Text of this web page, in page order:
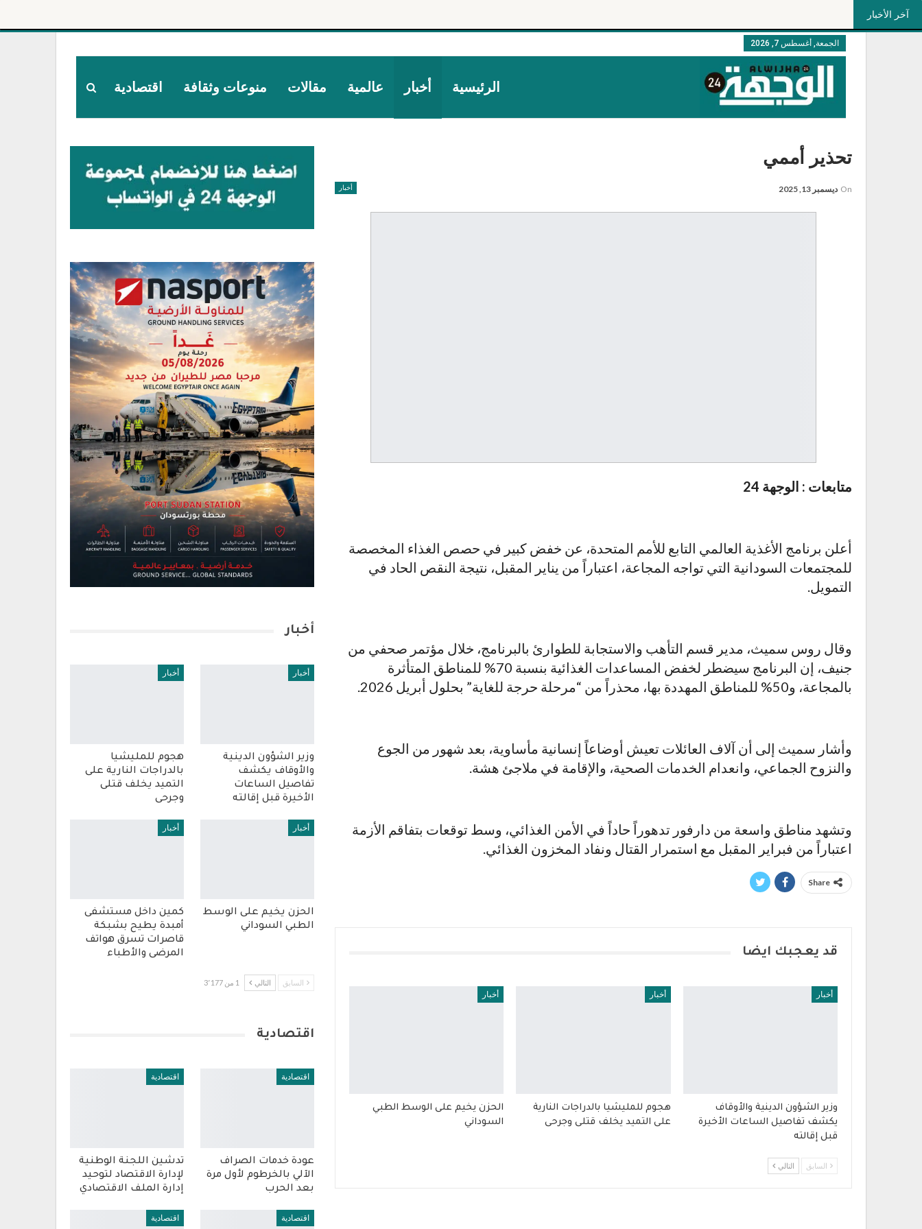
آخر الأخبار
الجمعة, أغسطس 7, 2026
الرئيسية أخبار عالمية مقالات منوعات وثقافة اقتصادية
تحذير أممي
أخبار On ديسمبر 13, 2025
متابعات : الوجهة 24
أعلن برنامج الأغذية العالمي التابع للأمم المتحدة، عن خفض كبير في حصص الغذاء المخصصة
للمجتمعات السودانية التي تواجه المجاعة، اعتباراً من يناير المقبل، نتيجة النقص الحاد في
التمويل.
وقال روس سميث، مدير قسم التأهب والاستجابة للطوارئ بالبرنامج، خلال مؤتمر صحفي من
جنيف، إن البرنامج سيضطر لخفض المساعدات الغذائية بنسبة 70% للمناطق المتأثرة
بالمجاعة، و50% للمناطق المهددة بها، محذراً من “مرحلة حرجة للغاية” بحلول أبريل 2026.
وأشار سميث إلى أن آلاف العائلات تعيش أوضاعاً إنسانية مأساوية، بعد شهور من الجوع
والنزوح الجماعي، وانعدام الخدمات الصحية، والإقامة في ملاجئ هشة.
وتشهد مناطق واسعة من دارفور تدهوراً حاداً في الأمن الغذائي، وسط توقعات بتفاقم الأزمة
اعتباراً من فبراير المقبل مع استمرار القتال ونفاد المخزون الغذائي.
Share
قد يعجبك ايضا
أخبار
وزير الشؤون الدينية والأوقاف
يكشف تفاصيل الساعات الأخيرة
قبل إقالته
أخبار
هجوم للمليشيا بالدراجات النارية
على التميد يخلف قتلى وجرحى
أخبار
الحزن يخيم على الوسط الطبي
السوداني
السابق التالي
أخبار
أخبار
وزير الشؤون الدينية
والأوقاف يكشف
تفاصيل الساعات
الأخيرة قبل إقالته
أخبار
هجوم للمليشيا
بالدراجات النارية على
التميد يخلف قتلى
وجرحى
أخبار
الحزن يخيم على الوسط
الطبي السوداني
أخبار
كمين داخل مستشفى
أمبدة يطيح بشبكة
قاصرات تسرق هواتف
المرضى والأطباء
السابق التالي 1 من 3٬177
اقتصادية
اقتصادية
عودة خدمات الصراف
الآلي بالخرطوم لأول مرة
بعد الحرب
اقتصادية
تدشين اللجنة الوطنية
لإدارة الاقتصاد لتوحيد
إدارة الملف الاقتصادي
اقتصادية اقتصادية